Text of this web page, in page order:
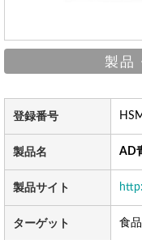
製品
登録番号
製品名 AD
製品サイト
ターゲット 食